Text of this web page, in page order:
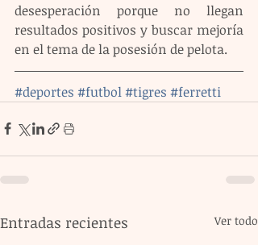
desesperación porque no llegan
resultados positivos y buscar mejoría
en el tema de la posesión de pelota.
#deportes #futbol#tigres #ferretti
Entradas recientes Ver todo